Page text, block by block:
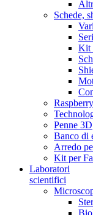
Schede,
Kit
Penne 3D
Banco di
Arredo
Kit per
Laboratori
scientifici